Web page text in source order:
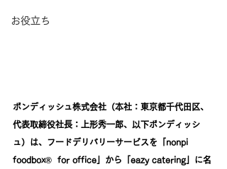
お役立ち
ボンディッシュ株式会社（本社：東京都千代田区、
代表取締役社長：上形秀一郎、以下ボンディッシ
ュ）は、フードデリバリーサービスを「nonpi
foodbox®  for office」から「eazy catering」に名